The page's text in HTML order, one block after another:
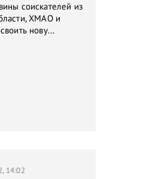
соискателей из
ХМАО и
нову...
14:02